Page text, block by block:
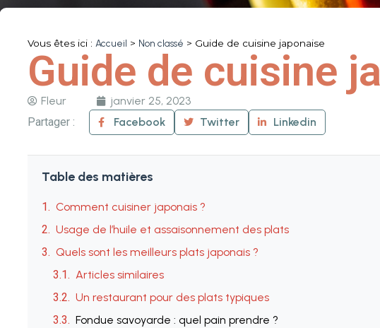
Vous êtes ici : Accueil > Non classé > Guide de cuisine japonaise
Guide de cuisine
Fleur
janvier 25, 2023
Partager :
Facebook Twitter Linkedin
Table des matières
Comment cuisiner japonais ?
Usage de l’huile et assaisonnement des plats
Quels sont les meilleurs plats japonais ?
Articles similaires
Un restaurant pour des plats typiques
Fondue savoyarde : quel pain prendre ?